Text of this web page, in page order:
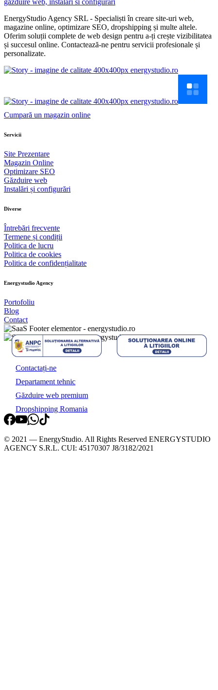
EnergyStudio Agency SRL - Specialiști în creare site-uri web,
magazine online, optimizare SEO, dropshipping și multe altele.
Oferim soluții complete de web design pentru a-ți crește vizibilitatea
și succesul online. Contactează-ne pentru servicii profesionale și
personalizate.
Cumpară un magazin online
Servicii
Site Prezentare
Magazin Online
Optimizare SEO
Găzduire web
Instalări și configurări
Diverse
Întrebări frecvente
Termene și condiții
Politica de lucru
Politica de cookies
Politica de confidențialitate
Energystudio Agency
Portofoliu
Blog
Contact
Contactați-ne
Departament tehnic
Găzduire web premium
Dropshipping Romania
© 2021 — EnergyStudio. All Rights Reserved ENERGYSTUDIO
AGENCY S.R.L. CUI: 45170307 J8/3182/2021